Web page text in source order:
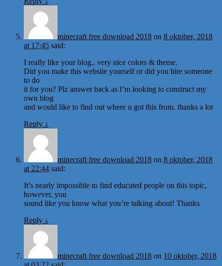
minecraft free download 2018 on 8 oktober, 2018
at 17:45 said:
I really like your blog.. very nice colors & theme.
Did you make this website yourself or did you hire someone
to do
it for you? Plz answer back as I’m looking to construct my
own blog
and would like to find out where u got this from. thanks a lot
Reply ↓
minecraft free download 2018 on 8 oktober, 2018
at 22:44 said:
It’s nearly impossible to find educated people on this topic,
however, you
sound like you know what you’re talking about! Thanks
Reply ↓
minecraft free download 2018 on 10 oktober, 2018